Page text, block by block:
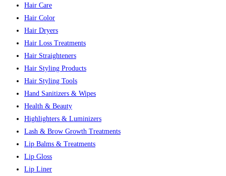
Hair Care
Hair Color
Hair Dryers
Hair Loss Treatments
Hair Straighteners
Hair Styling Products
Hair Styling Tools
Hand Sanitizers & Wipes
Health & Beauty
Highlighters & Luminizers
Lash & Brow Growth Treatments
Lip Balms & Treatments
Lip Gloss
Lip Liner